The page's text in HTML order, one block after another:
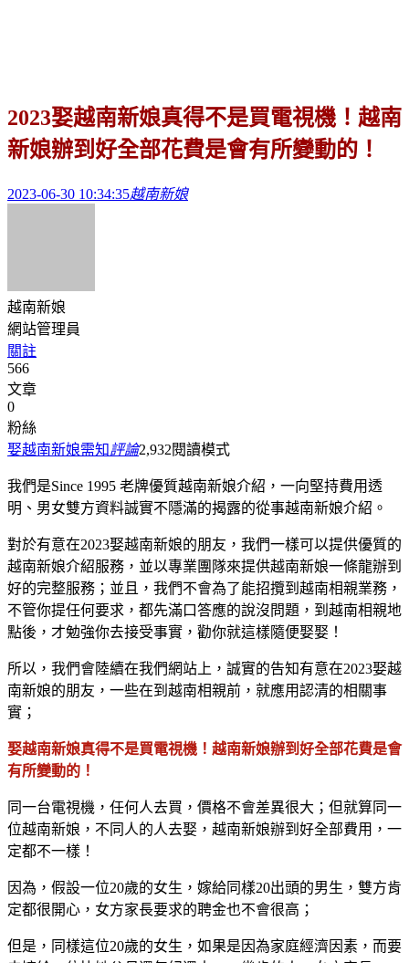
2023娶越南新娘真得不是買電視機！越南
新娘辦到好全部花費是會有所變動的！
2023-06-30 10:34:35越南新娘
越南新娘
網站管理員
關註
566
文章
0
粉絲
娶越南新娘需知評論2,932閱讀模式
我們是Since 1995 老牌優質越南新娘介紹，一向堅持費用透
明、男女雙方資料誠實不隱滿的揭露的從事越南新娘介紹。
對於有意在2023娶越南新娘的朋友，我們一樣可以提供優質的
越南新娘介紹服務，並以專業團隊來提供越南新娘一條龍辦到
好的完整服務；並且，我們不會為了能招攬到越南相親業務，
不管你提任何要求，都先滿口答應的說沒問題，到越南相親地
點後，才勉強你去接受事實，勸你就這樣隨便娶娶！
所以，我們會陸續在我們網站上，誠實的告知有意在2023娶越
南新娘的朋友，一些在到越南相親前，就應用認清的相關事
實；
娶越南新娘真得不是買電視機！越南新娘辦到好全部花費是會
有所變動的！
同一台電視機，任何人去買，價格不會差異很大；但就算同一
位越南新娘，不同人的人去娶，越南新娘辦到好全部費用，一
定都不一樣！
因為，假設一位20歲的女生，嫁給同樣20出頭的男生，雙方肯
定都很開心，女方家長要求的聘金也不會很高；
但是，同樣這位20歲的女生，如果是因為家庭經濟因素，而要